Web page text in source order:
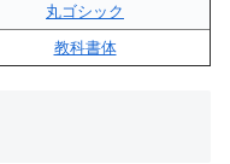
丸ゴシック
教科書体